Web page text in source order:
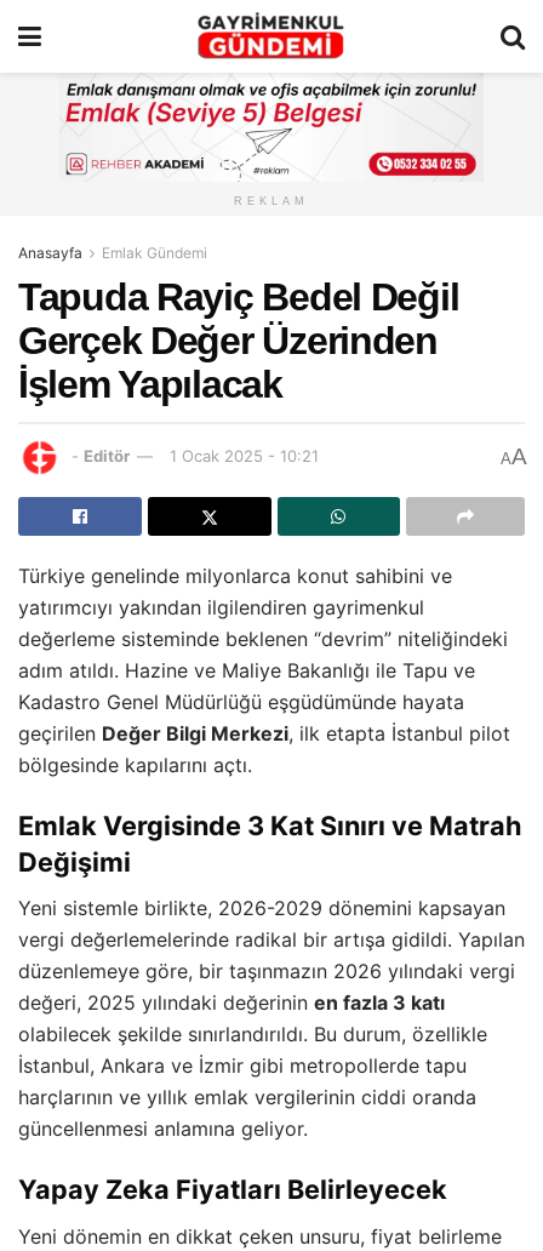
REKLAM
Anasayfa Emlak Gündemi
Tapuda Rayiç Bedel Değil
Gerçek Değer Üzerinden
İşlem Yapılacak
- Editör 1 Ocak 2025 - 10:21 AA
Türkiye genelinde milyonlarca konut sahibini ve
yatırımcıyı yakından ilgilendiren gayrimenkul
değerleme sisteminde beklenen “devrim” niteliğindeki
adım atıldı. Hazine ve Maliye Bakanlığı ile Tapu ve
Kadastro Genel Müdürlüğü eşgüdümünde hayata
geçirilen Değer Bilgi Merkezi, ilk etapta İstanbul pilot
bölgesinde kapılarını açtı.
Emlak Vergisinde 3 Kat Sınırı ve Matrah
Değişimi
Yeni sistemle birlikte, 2026-2029 dönemini kapsayan
vergi değerlemelerinde radikal bir artışa gidildi. Yapılan
düzenlemeye göre, bir taşınmazın 2026 yılındaki vergi
değeri, 2025 yılındaki değerinin en fazla 3 katı
olabilecek şekilde sınırlandırıldı. Bu durum, özellikle
İstanbul, Ankara ve İzmir gibi metropollerde tapu
harçlarının ve yıllık emlak vergilerinin ciddi oranda
güncellenmesi anlamına geliyor.
Yapay Zeka Fiyatları Belirleyecek
Yeni dönemin en dikkat çeken unsuru, fiyat belirleme